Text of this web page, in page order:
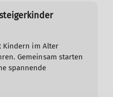
Kindern im Alter
Gemeinsam starten
spannende